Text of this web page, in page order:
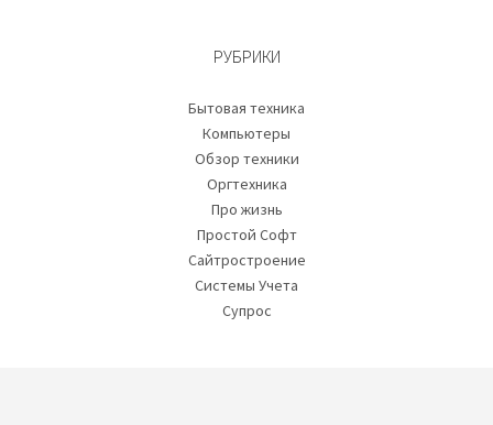
РУБРИКИ
Бытовая техника
Компьютеры
Обзор техники
Оргтехника
Про жизнь
Простой Софт
Сайтростроение
Системы Учета
Супрос